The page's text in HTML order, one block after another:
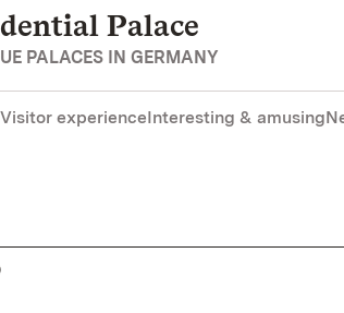
Palace
PALACES IN GERMANY
Visitor experienceInteresting & amusing